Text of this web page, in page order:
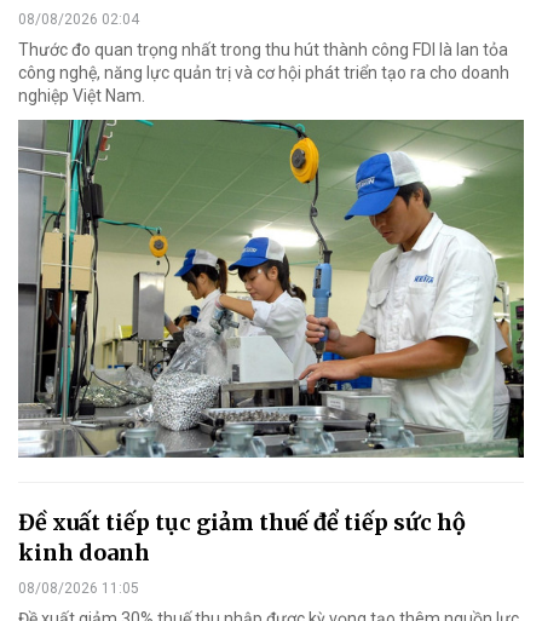
08/08/2026 02:04
Thước đo quan trọng nhất trong thu hút thành công FDI là lan tỏa
công nghệ, năng lực quản trị và cơ hội phát triển tạo ra cho doanh
nghiệp Việt Nam.
Đề xuất tiếp tục giảm thuế để tiếp sức hộ
kinh doanh
08/08/2026 11:05